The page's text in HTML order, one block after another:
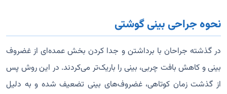
نحوه جراحی بینی گوشتی
در گذشته جراحان با برداشتن و جدا کردن بخش عمده‌ای از غضروف
بینی و کاهش بافت چربی، بینی را باریک‌تر می‌کردند. در این روش پس
از گذشت زمان کوتاهی، غضروف‌های بینی تضعیف شده و به دلیل